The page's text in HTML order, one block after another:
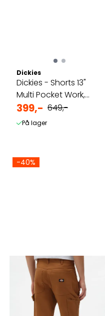
Dickies
Dickies - Shorts 13"
Multi Pocket Work,
khaki - Kortbukse
399,- 649,-
På lager
-40%